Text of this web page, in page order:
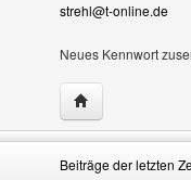
strehl@t-online.de
Neues Kennwort
Website dieses
Beiträge der letzten